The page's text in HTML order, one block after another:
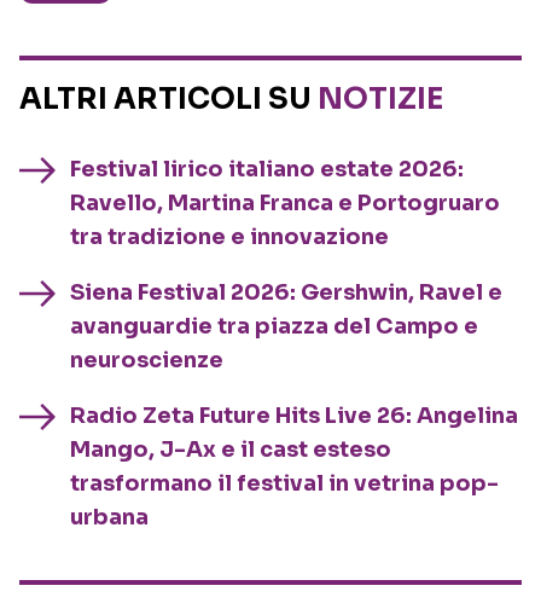
ALTRI ARTICOLI SU NOTIZIE
Festival lirico italiano estate 2026:
Ravello, Martina Franca e Portogruaro
tra tradizione e innovazione
Siena Festival 2026: Gershwin, Ravel e
avanguardie tra piazza del Campo e
neuroscienze
Radio Zeta Future Hits Live 26: Angelina
Mango, J-Ax e il cast esteso
trasformano il festival in vetrina pop-
urbana